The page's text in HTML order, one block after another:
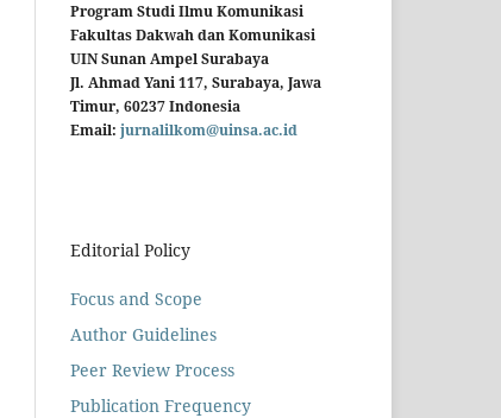
Program Studi Ilmu Komunikasi
Fakultas Dakwah dan Komunikasi
UIN Sunan Ampel Surabaya
Jl. Ahmad Yani 117, Surabaya, Jawa
Timur, 60237 Indonesia
Email: jurnalilkom@uinsa.ac.id
Editorial Policy
Focus and Scope
Author Guidelines
Peer Review Process
Publication Frequency